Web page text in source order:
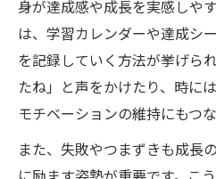
身が達成感や成長を実感しや
は、学習カレンダーや達成シ
を記録していく方法が挙げら
たね」と声をかけたり、時に
モチベーションの維持にもつな
また、失敗やつまずきも成長